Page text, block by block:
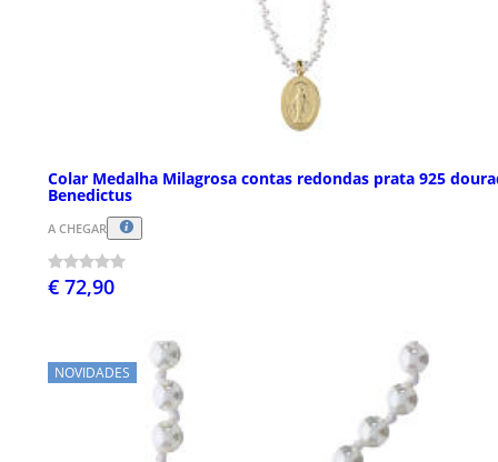
Colar Medalha Milagrosa contas redondas prata 925
Benedictus
A CHEGAR
€ 72,90
NOVIDADES